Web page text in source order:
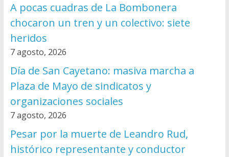
A pocas cuadras de La Bombonera
chocaron un tren y un colectivo: siete
heridos
7 agosto, 2026
Día de San Cayetano: masiva marcha a
Plaza de Mayo de sindicatos y
organizaciones sociales
7 agosto, 2026
Pesar por la muerte de Leandro Rud,
histórico representante y conductor